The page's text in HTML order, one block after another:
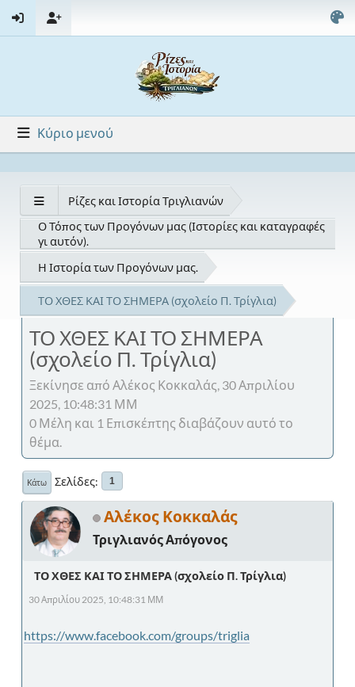
Κύριο μενού
Ρίζες και Ιστορία Τριγλιανών
Ο Τόπος των Προγόνων μας (Ιστορίες και καταγραφές
γι αυτόν).
Η Ιστορία των Προγόνων μας.
ΤΟ ΧΘΕΣ ΚΑΙ ΤΟ ΣΗΜΕΡΑ (σχολείο Π. Τρίγλια)
ΤΟ ΧΘΕΣ ΚΑΙ ΤΟ ΣΗΜΕΡΑ
(σχολείο Π. Τρίγλια)
Ξεκίνησε από Αλέκος Κοκκαλάς, 30 Απριλίου
2025, 10:48:31 ΜΜ
0 Μέλη και 1 Επισκέπτης διαβάζουν αυτό το
θέμα.
Κάτω Σελίδες 1
Αλέκος Κοκκαλάς
Τριγλιανός Απόγονος
ΤΟ ΧΘΕΣ ΚΑΙ ΤΟ ΣΗΜΕΡΑ (σχολείο Π. Τρίγλια)
30 Απριλίου 2025, 10:48:31 ΜΜ
https://www.facebook.com/groups/triglia